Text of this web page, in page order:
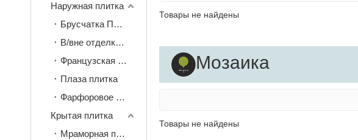
Наружная плитка
Брусчатка Плитка
В/вне отделки плитки
Французская плитка
Плаза плитка
Фарфоровое покрытие
Крытая плитка
Мраморная плитка
Товары не найдены
Мозаика
Товары не найдены